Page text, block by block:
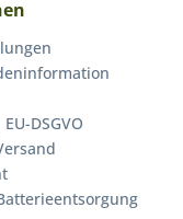
DSGVO